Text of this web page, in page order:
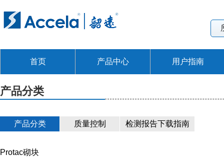
首页 产品中心 用户指南
产品分类
产品分类 质量控制 检测报告下载指南
Protac砌块